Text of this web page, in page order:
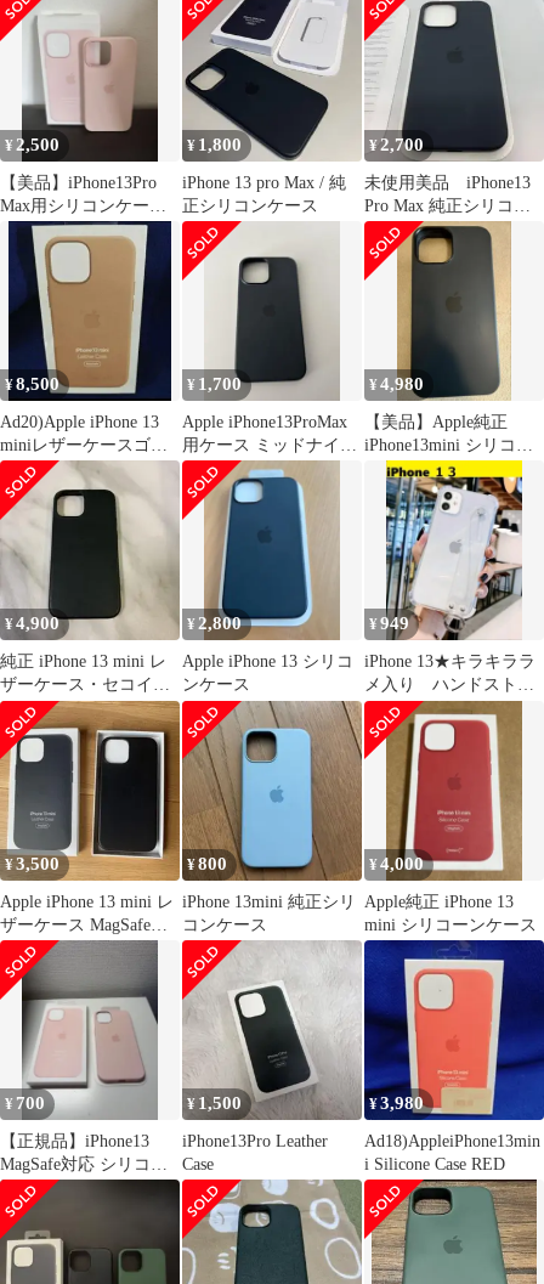
¥ 2,500
【美品】iPhone13Pro
Max用シリコンケース
MagSafe対応
¥ 1,800
iPhone 13 pro Max / 純
正シリコンケース
¥2,700
未使用美品 iPhone13
Pro Max 純正シリコー
ンケース
¥8,500
Ad20)Apple iPhone 13
miniレザーケースゴー
ルデンブラウン
¥ 1,700
Apple iPhone13ProMax
用ケース ミッドナイ
ト ブラック
¥4,980
【美品】Apple純正
iPhone13mini シリコン
MagSafe対応
¥4,900
純正 iPhone 13 mini レ
ザーケース・セコイア
グリーン
¥2,800
Apple iPhone 13 シリコ
ンケース
¥949
iPhone 13★キラキララ
メ入り ハンドストラ
ップベルト iPhoneケー
ス
¥3,500
Apple iPhone 13 mini レ
ザーケース MagSafe対
応
¥800
iPhone 13mini 純正シリ
コンケース
¥4,000
Apple純正 iPhone 13
mini シリコーンケース
¥ 700
【正規品】iPhone13
MagSafe対応 シリコー
ンケース ピンク
¥ 1,500
iPhone13Pro Leather
Case
¥3,980
Ad18)AppleiPhone13min
i Silicone Case RED